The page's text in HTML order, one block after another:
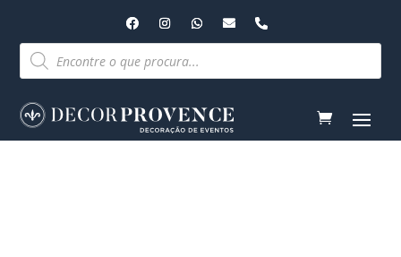
Pesquisar
produtos